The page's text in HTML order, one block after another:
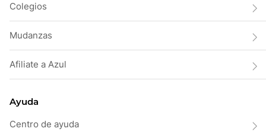
Colegios
Mudanzas
Afiliate a Azul
Ayuda
Centro de ayuda